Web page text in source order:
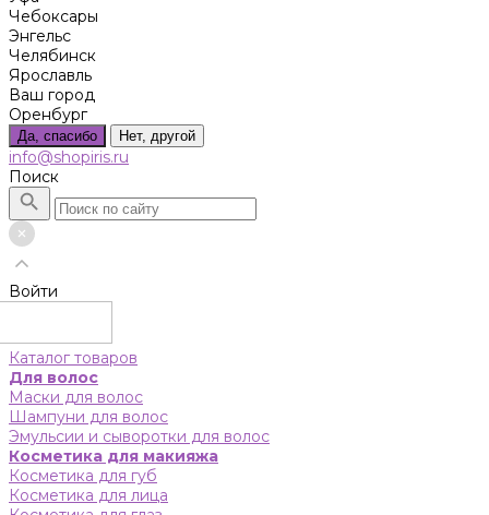
Чебоксары
Энгельс
Челябинск
Ярославль
Ваш город
Оренбург
Да, спасибо Нет, другой
info@shopiris.ru
Поиск
Войти
Каталог товаров
Для волос
Маски для волос
Шампуни для волос
Эмульсии и сыворотки для волос
Косметика для макияжа
Косметика для губ
Косметика для лица